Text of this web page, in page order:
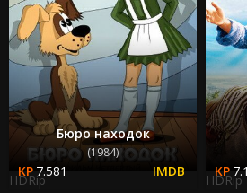
Бюро находок
(1984)
7.581
HDRip HDRip